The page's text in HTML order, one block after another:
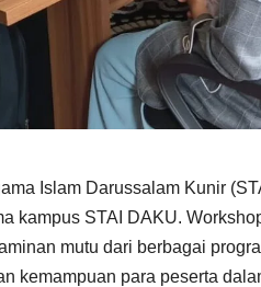
Islam Darussalam Kunir
kampus STAI DAKU.
mutu dari berbagai
kemampuan para peserta